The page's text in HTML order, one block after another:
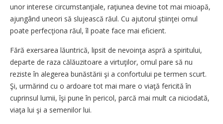
unor interese circumstanţiale, raţiunea devine tot mai mioapă,
ajungând uneori să slujească răul. Cu ajutorul ştiinţei omul
poate perfecţiona răul, îl poate face mai eficient.
Fără exersarea lăuntrică, lipsit de nevoinţa aspră a spiritului,
departe de raza călăuzitoare a virtuţilor, omul pare să nu
reziste în alegerea bunăstării şi a confortului pe termen scurt.
Şi, urmărind cu o ardoare tot mai mare o viaţă fericită în
cuprinsul lumii, îşi pune în pericol, parcă mai mult ca niciodată,
viaţa lui şi a semenilor lui.